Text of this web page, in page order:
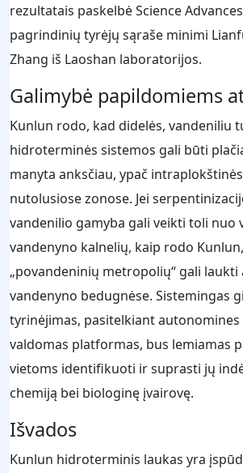
rezultatais paskelbė Science
pagrindinių tyrėjų sąraše minimi
Zhang iš Laoshan laboratorijos.
Galimybė papildomiems
Kunlun rodo, kad didelės, vandeniliu
hidroterminės sistemos gali būti
manyta anksčiau, ypač
nutolusiose zonose. Jei
vandenilio gamyba gali veikti toli nuo
vandenyno kalnelių, kaip rodo
„povandeninių metropolių“ gali
vandenyno bedugnėse. Sistemingas
tyrinėjimas, pasitelkiant
valdomas platformas, bus lemiamas
vietoms identifikuoti ir suprasti jų
chemiją bei biologinę įvairovę.
Išvados
Kunlun hidroterminis laukas yra